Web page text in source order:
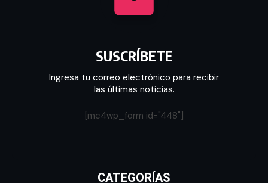
SUSCRÍBETE
Ingresa tu correo electrónico para recibir
las últimas noticias.
[mc4wp_form id="448"]
CATEGORÍAS